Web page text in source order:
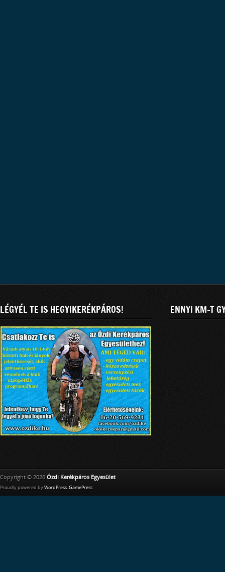
LÉGYÉL TE IS HEGYIKERÉKPÁROS! ENNYI KM-T
Copyright © 2026 Ózdi Kerékpáros Egyesület
Proudly powered by WordPress. GamePress